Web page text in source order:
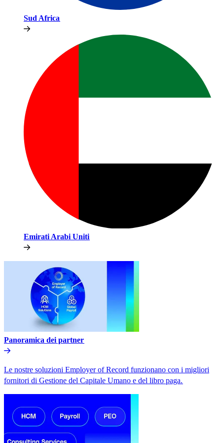
Sud Africa​​
Emirati Arabi Uniti​​
Panoramica dei partner​​
Le nostre soluzioni Employer of Record funzionano con i migliori
fornitori di Gestione del Capitale Umano e del libro paga.​​